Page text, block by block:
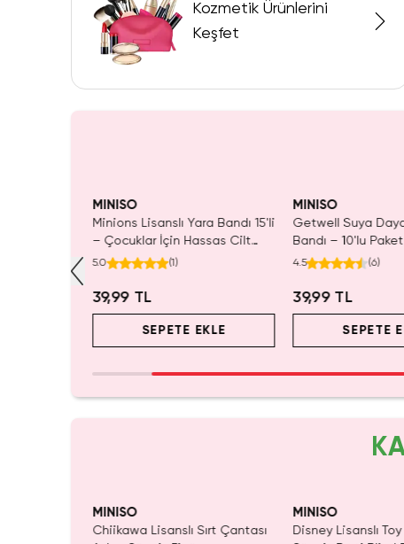
Kozmetik Ürünlerini
Keşfet
MINISO
Minions Lisanslı Yara Bandı 15'li
– Çocuklar İçin Hassas Cilt
Uyumlu
5.0 (1)
39,99 TL
SEPETE EKLE
MINISO
Getwell Suya
Bandı – 10'lu Paket
Boyutlu
4.5 (6)
39,99 TL
SEPETE
MINISO
Chiikawa Lisanslı Sırt Çantası
MINISO
Disney Lisanslı